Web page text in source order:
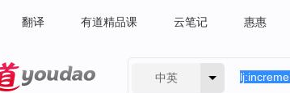
翻译 有道精品课 云笔记 惠惠
中英